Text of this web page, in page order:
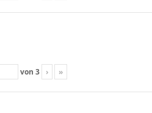
von 3 › »